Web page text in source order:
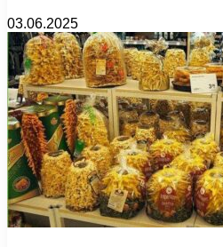
03.06.2025